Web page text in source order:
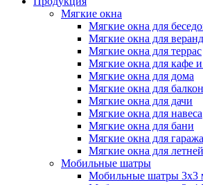
Мягкие окна
Мягкие окна для
Мягкие окна для веранд
Мягкие окна для террас
Мягкие окна для кафе и
Мягкие окна для дома
Мягкие окна для
Мягкие окна для дачи
Мягкие окна для навеса
Мягкие окна для бани
Мягкие окна для гаража
Мягкие окна для
Мобильные шатры
Мобильные шатры 3х3